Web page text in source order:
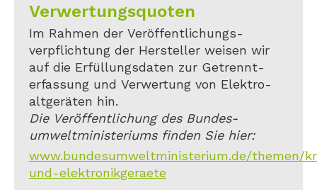
Verwertungsquoten
Im Rahmen der Veröffentlichungs-
verpflichtung der Hersteller weisen wir
auf die Erfüllungsdaten zur Getrennt-
erfassung und Verwertung von Elektro-
altgeräten hin.
Die Veröffentlichung des Bundes-
umweltministeriums finden Sie hier:
www.bundesumweltministerium.de/
und-elektronikgeraete